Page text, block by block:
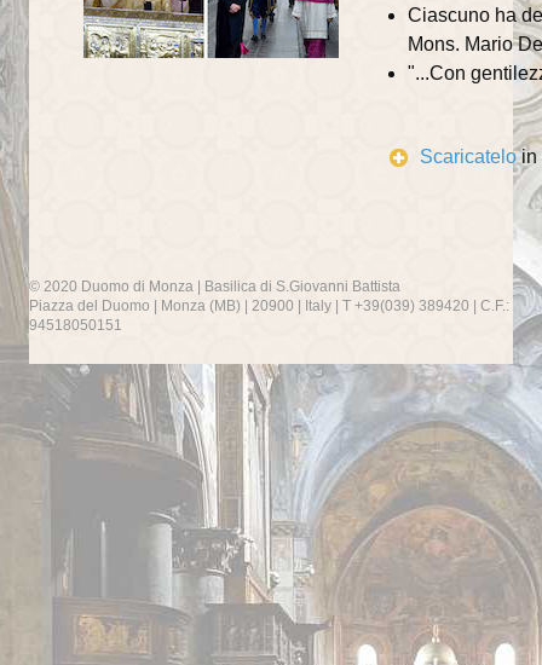
Ciascuno ha
Mons. Mario
"...Con
Scaricateloin
© 2020 Duomo di Monza | Basilica di S.Giovanni Battista
Piazza del Duomo | Monza (MB) | 20900 | Italy | T +39(039) 389420 | C.F.:
94518050151